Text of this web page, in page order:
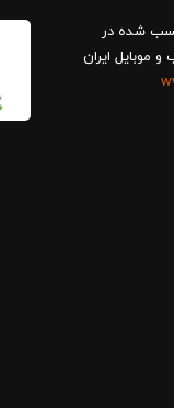
شده در
موبایل ایران